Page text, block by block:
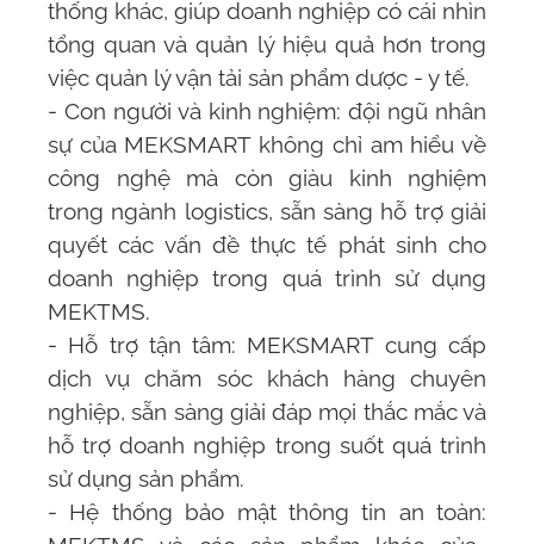
thống khác, giúp doanh nghiệp có cái nhìn
tổng quan và quản lý hiệu quả hơn trong
việc quản lý vận tải sản phẩm dược - y tế.
- Con người và kinh nghiệm: đội ngũ nhân
sự của MEKSMARTkhông chỉ am hiểu về
công nghệ mà còn giàu kinh nghiệm
trong ngành logistics, sẵn sàng hỗ trợ giải
quyết các vấn đề thực tế phát sinh cho
doanh nghiệp trong quá trình sử dụng
MEKTMS.
- Hỗ trợ tận tâm: MEKSMARTcung cấp
dịch vụ chăm sóc khách hàng chuyên
nghiệp, sẵn sàng giải đáp mọi thắc mắc và
hỗ trợ doanh nghiệp trong suốt quá trình
sử dụng sản phẩm.
- Hệ thống bảo mật thông tin an toàn: